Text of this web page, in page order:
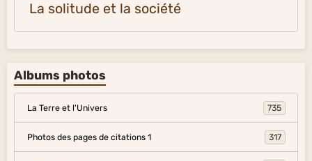
La solitude et la société
Albums photos
La Terre et l'Univers 735
Photos des pages de citations 1 317